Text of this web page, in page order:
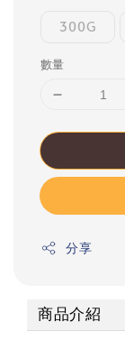
300G
數量
分享
商品介紹